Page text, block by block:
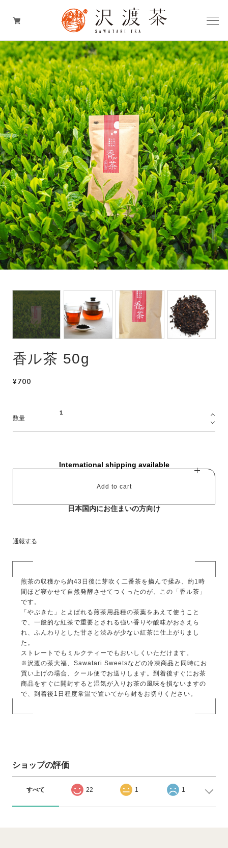
お茶
お茶のスイーツ
お茶の加工品
お茶のギフト
期間限定商品
香ル茶 50g
¥700
数量
International shipping available
Add to cart
日本国内にお住まいの方向け
通報する
煎茶の収穫から約43日後に芽吹く二番茶を摘んで揉み、約1時
間ほど寝かせて自然発酵させてつくったのが、この「香ル茶」
です。
「やぶきた」とよばれる煎茶用品種の茶葉をあえて使うこと
で、一般的な紅茶で重要とされる強い香りや酸味がおさえら
れ、ふんわりとした甘さと渋みが少ない紅茶に仕上がりまし
た。
ストレートでもミルクティーでもおいしくいただけます。
※沢渡の茶大福、Sawatari Sweetsなどの冷凍商品と同時にお
買い上げの場合、クール便でお送りします。到着後すぐにお茶
商品をすぐに開封すると湿気が入りお茶の風味を損ないますの
で、到着後1日程度常温で置いてから封をお切りください。
ショップの評価
すべて 22 1 1